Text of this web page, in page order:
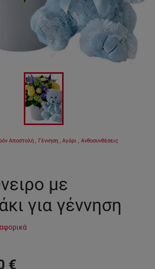
Αποστολή , Γέννηση , Αγόρι , Ανθοσυνθέσεις
με
για γέννηση
€